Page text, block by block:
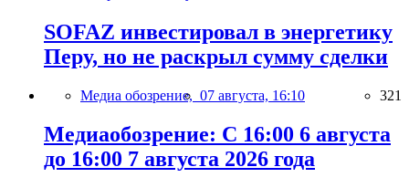
SOFAZ инвестировал в энергетику
Перу, но не раскрыл сумму сделки
Медиа обозрение, 07 августа, 16:10 321
Медиаобозрение: С 16:00 6 августа
до 16:00 7 августа 2026 года